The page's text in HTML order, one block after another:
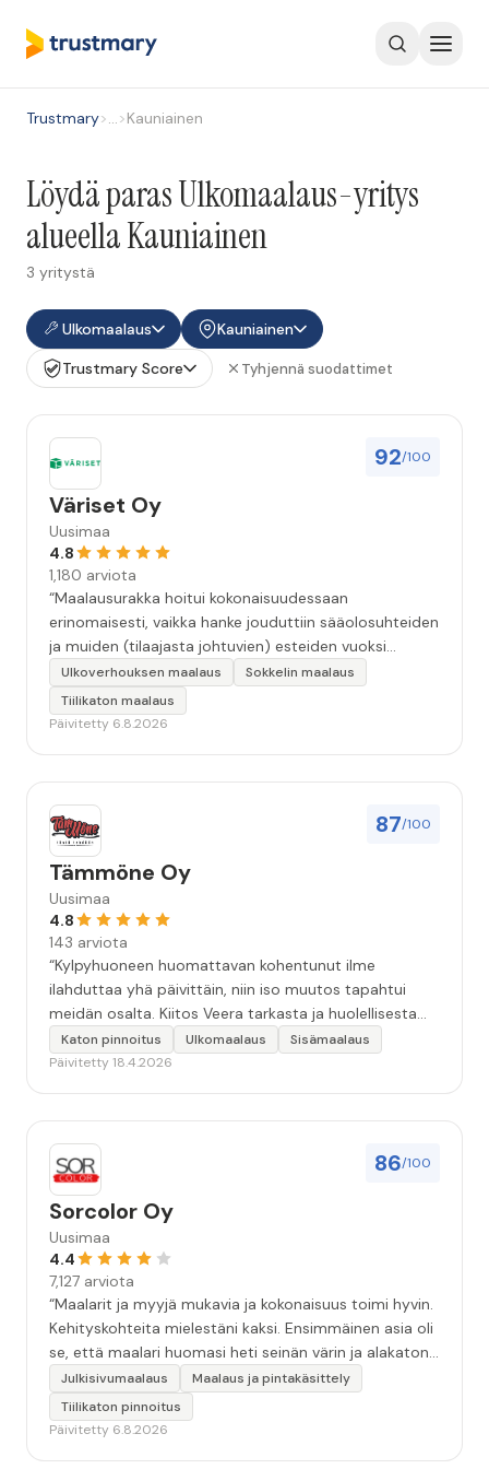
Trustmary>…>Kauniainen
Löydä paras Ulkomaalaus-yritys
alueella Kauniainen
3 yritystä
Ulkomaalaus
Kauniainen
Trustmary Score
Tyhjennä suodattimet
92/100
Väriset Oy
Uusimaa
4.8
1,180 arviota
“Maalausurakka hoitui kokonaisuudessaan
erinomaisesti, vaikka hanke jouduttiin sääolosuhteiden
ja muiden (tilaajasta johtuvien) esteiden vuoksi
keskeyttämään n. 3 viikoksi. Maalaistulos on oikein
hyvä, yhteydenpito erinomaista, jälkityöt tehtiin
huolellisesti. Suosittelen. Erityiskiitos itse maalareille:
Ulkoverhouksen maalaus
Sokkelin maalaus
Tiilikaton maalaus
Päivitetty 6.8.2026
87/100
Tämmöne Oy
Uusimaa
4.8
143 arviota
“Kylpyhuoneen huomattavan kohentunut ilme
ilahduttaa yhä päivittäin, niin iso muutos tapahtui
meidän osalta. Kiitos Veera tarkasta ja huolellisesta
työstä, sekä ystävällisestä palvelusta!”
Katon pinnoitus Ulkomaalaus
Sisämaalaus
Päivitetty 18.4.2026
86/100
Sorcolor Oy
Uusimaa
4.4
7,127 arviota
“Maalarit ja myyjä mukavia ja kokonaisuus toimi hyvin.
Kehityskohteita mielestäni kaksi. Ensimmäinen asia oli
se, että maalari huomasi heti seinän värin ja alakaton
värin erot mitä en huomannut. Hyvä toki että siinä
kohtaa huomattu mutta toki optimaalisessa
tilanteessa myyjä olisi jo kiinnittänyt tähän huomiota.
Julkisivumaalaus
Maalaus ja pintakäsittely
Tiilikaton pinnoitus
Päivitetty 6.8.2026